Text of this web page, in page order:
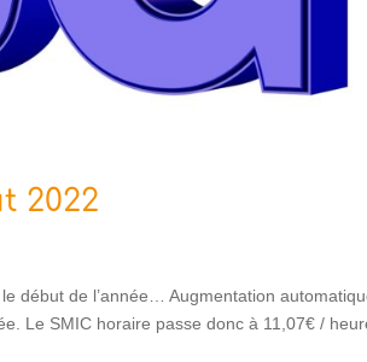
2022
début de l’année… Augmentation
Le SMIC horaire passe donc à 11,07€ /